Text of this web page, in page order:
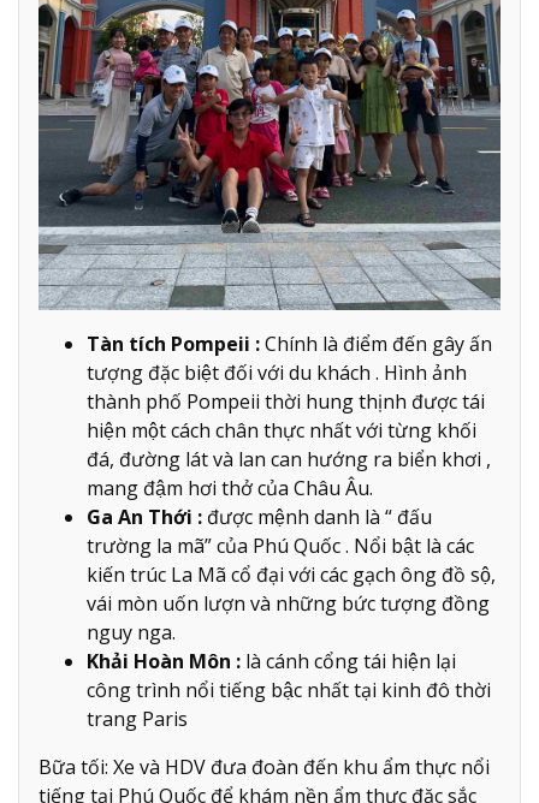
Tàn tích Pompeii :Chính là điểm đến gây ấn
tượng đặc biệt đối với du khách . Hình ảnh
thành phố Pompeii thời hung thịnh được tái
hiện một cách chân thực nhất với từng khối
đá, đường lát và lan can hướng ra biển khơi ,
mang đậm hơi thở của Châu Âu.
Ga An Thới : được mệnh danh là “ đấu
trường la mã” của Phú Quốc . Nổi bật là các
kiến trúc La Mã cổ đại với các gạch ông đồ sộ,
vái mòn uốn lượn và những bức tượng đồng
nguy nga.
Khải Hoàn Môn : là cánh cổng tái hiện lại
công trình nổi tiếng bậc nhất tại kinh đô thời
trang Paris
Bữa tối: Xe và HDV đưa đoàn đến khu ẩm thực nổi
tiếng tại Phú Quốc để khám nền ẩm thực đặc sắc